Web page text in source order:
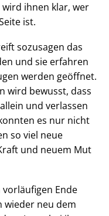
ihnen klar, wer
ist.
sozusagen das
und sie erfahren
werden geöffnet.
wird bewusst, dass
und verlassen
es nur nicht
so viel neue
und neuem Mut
Ende
wieder neu dem